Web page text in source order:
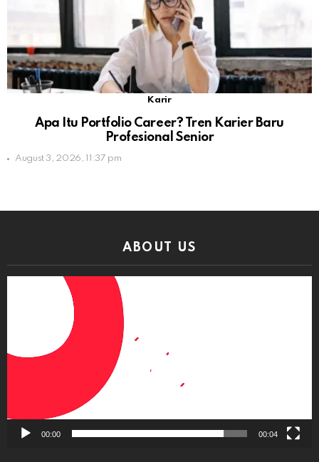
Karir
Apa Itu Portfolio Career? Tren Karier Baru
Profesional Senior
August 3, 2026, 11:37 pm
ABOUT US
00:00 00:04